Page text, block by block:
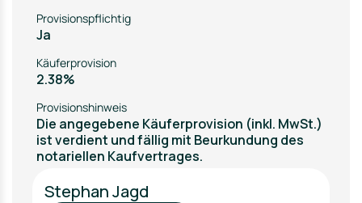
Provisionspflichtig
Ja
Käuferprovision
2.38%
Provisionshinweis
Die angegebene Käuferprovision (inkl. MwSt.)
ist verdient und fällig mit Beurkundung des
notariellen Kaufvertrages.
Stephan Jagd